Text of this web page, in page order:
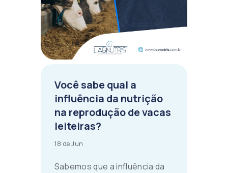
Você sabe qual a
influência da nutrição
na reprodução de vacas
leiteiras?
18 de Jun
Sabemos que a influência da